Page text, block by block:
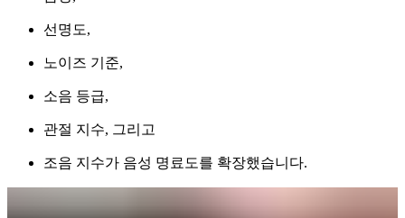
선명도,
노이즈 기준,
소음 등급,
관절 지수, 그리고
조음 지수가 음성 명료도를 확장했습니다.